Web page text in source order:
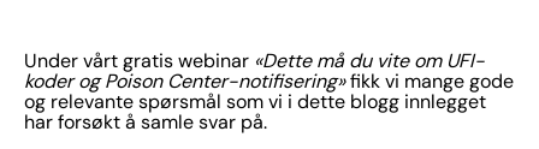
Under vårt gratis webinar «Dette må du vite om UFI-
koder og Poison Center-notifisering»fikk vi mange gode
og relevante spørsmål som vi i dette blogg innlegget
har forsøkt å samle svar på.